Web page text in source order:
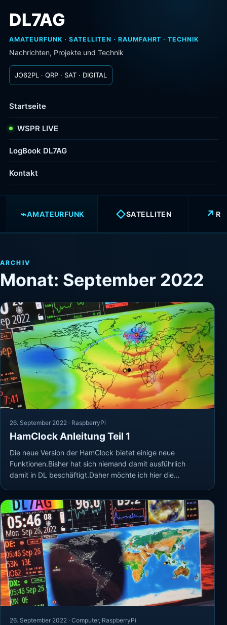
DL7AG
AMATEURFUNK · SATELLITEN · RAUMFAHRT · TECHNIK
Nachrichten, Projekte und Technik
JO62PL · QRP · SAT · DIGITAL
Startseite
WSPR LIVE
LogBook DL7AG
Kontakt
⌁AMATEURFUNK ◇SATELLITEN ↗
ARCHIV
Monat: September 2022
26. September 2022 · RaspberryPi
HamClock Anleitung Teil 1
Die neue Version der HamClock bietet einige neue
Funktionen.Bisher hat sich niemand damit ausführlich
damit in DL beschäftigt.Daher möchte ich hier die…
26. September 2022 · Computer, RaspberryPi